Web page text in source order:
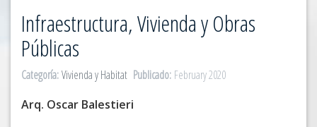
Infraestructura, Vivienda y Obras
Públicas
Categoría:Vivienda y Habitat Publicado: February 2020
Arq. Oscar Balestieri